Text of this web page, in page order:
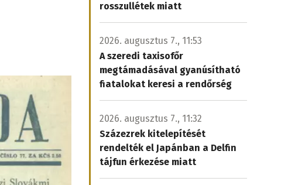
rosszullétek miatt
2026. augusztus 7., 11:53
A szeredi taxisofőr
megtámadásával gyanúsítható
fiatalokat keresi a rendőrség
2026. augusztus 7., 11:32
Százezrek kitelepítését
rendelték el Japánban a Delfin
tájfun érkezése miatt